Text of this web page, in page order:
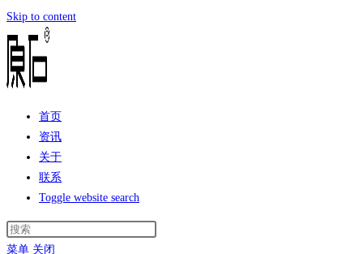
Skip to content
首页
资讯
关于
联系
Toggle website search
菜单 关闭